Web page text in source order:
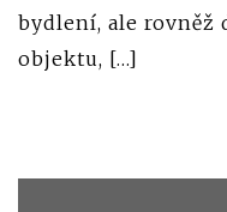
bydlení, ale rovněž
objektu, […]